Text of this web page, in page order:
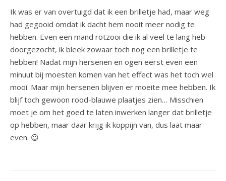
Ik was er van overtuigd dat ik een brilletje had, maar weg
had gegooid omdat ik dacht hem nooit meer nodig te
hebben. Even een mand rotzooi die ik al veel te lang heb
doorgezocht, ik bleek zowaar toch nog een brilletje te
hebben! Nadat mijn hersenen en ogen eerst even een
minuut bij moesten komen van het effect was het toch wel
mooi. Maar mijn hersenen blijven er moeite mee hebben. Ik
blijf toch gewoon rood-blauwe plaatjes zien… Misschien
moet je om het goed te laten inwerken langer dat brilletje
op hebben, maar daar krijg ik koppijn van, dus laat maar
even. 😉